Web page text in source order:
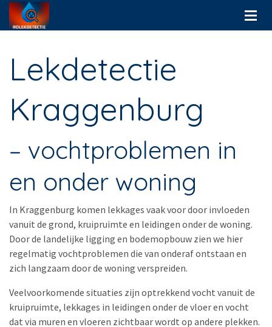
Lekdetectie
Kraggenburg
– vochtproblemen in
en onder woning
In Kraggenburg komen lekkages vaak voor door invloeden
vanuit de grond, kruipruimte en leidingen onder de woning.
Door de landelijke ligging en bodemopbouw zien we hier
regelmatig vochtproblemen die van onderaf ontstaan en
zich langzaam door de woning verspreiden.
Veelvoorkomende situaties zijn optrekkend vocht vanuit de
kruipruimte, lekkages in leidingen onder de vloer en vocht
dat via muren en vloeren zichtbaar wordt op andere plekken.